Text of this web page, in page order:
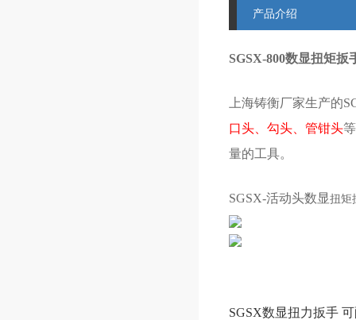
产品介绍
SGSX-800数显扭矩扳
上海铸衡厂家生产的
口头、勾头、管钳头
量的工具。
SGSX-活动头数显扭矩
SGSX数显扭力扳手